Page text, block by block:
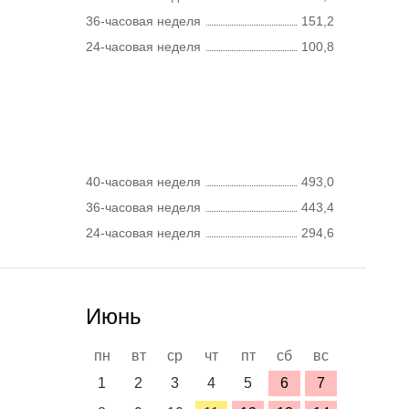
36-часовая неделя
151,2
24-часовая неделя
100,8
40-часовая неделя
493,0
36-часовая неделя
443,4
24-часовая неделя
294,6
Июнь
пн вт ср чт пт сб
вс
1
2 3 4 5 6
7